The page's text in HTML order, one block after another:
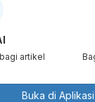
BTTOLD
artikel
Buka di Aplikasi